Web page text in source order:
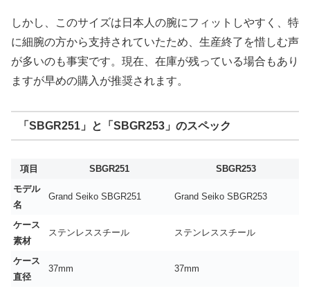
しかし、このサイズは日本人の腕にフィットしやすく、特
に細腕の方から支持されていたため、生産終了を惜しむ声
が多いのも事実です。現在、在庫が残っている場合もあり
ますが早めの購入が推奨されます。
「SBGR251」と「SBGR253」のスペック
項目 SBGR251
SBGR253
モデル
名
Grand Seiko SBGR251 Grand Seiko SBGR253
ケース
素材
ステンレススチール ステンレススチール
ケース
直径
37mm 37mm